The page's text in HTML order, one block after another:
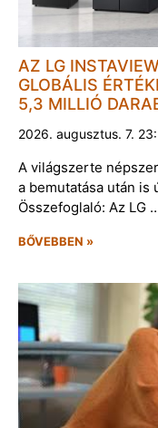
AZ LG
GLOBÁLIS
5,3 MILLIÓ
2026. augusztus. 7.
A világszerte
a bemutatása után is
Összefoglaló: Az LG
BŐVEBBEN »